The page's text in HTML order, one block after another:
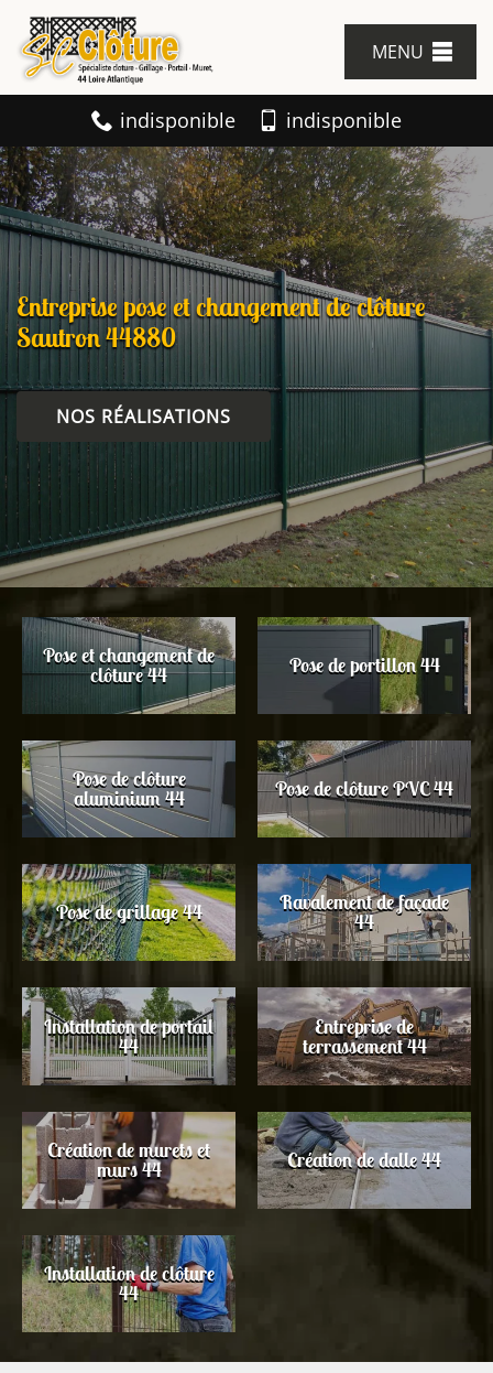
MENU
indisponible indisponible
Entreprise pose et changement de clôture
Sautron 44880
NOS RÉALISATIONS
Pose et changement de
clôture 44 Pose de portillon 44
Pose de clôture
aluminium 44 Pose de clôture PVC 44
Pose de grillage 44 Ravalement de façade
44
Installation de portail
44
Entreprise de
terrassement 44
Création de murets et
murs 44 Création de dalle 44
Installation de clôture
44